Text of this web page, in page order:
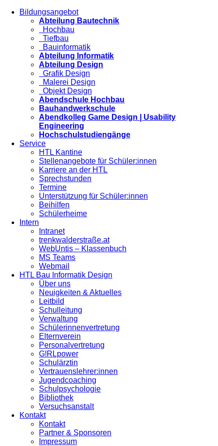
Bildungsangebot
Abteilung Bautechnik
Hochbau
Tiefbau
Bauinformatik
Abteilung Informatik
Abteilung Design
Grafik Design
Malerei Design
Objekt Design
Abendschule Hochbau
Bauhandwerkschule
Abendkolleg Game Design | Usability
Engineering
Hochschulstudiengänge
Service
HTL Kantine
Stellenangebote für Schüler:innen
Karriere an der HTL
Sprechstunden
Termine
Unterstützung für Schüler:innen
Beihilfen
Schülerheime
Intern
Intranet
trenkwalderstraße.at
WebUntis – Klassenbuch
MS Teams
Webmail
HTL Bau Informatik Design
Über uns
Neuigkeiten & Aktuelles
Leitbild
Schulleitung
Verwaltung
Schülerinnenvertretung
Elternverein
Personalvertretung
G!RLpower
Schulärztin
Vertrauenslehrer:innen
Jugendcoaching
Schulpsychologie
Bibliothek
Versuchsanstalt
Kontakt
Kontakt
Partner & Sponsoren
Impressum